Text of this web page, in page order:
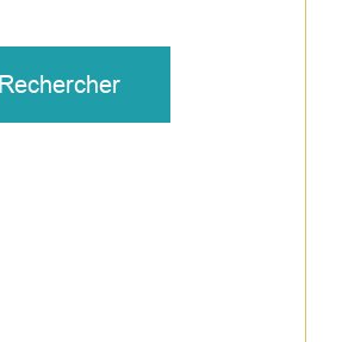
Rechercher